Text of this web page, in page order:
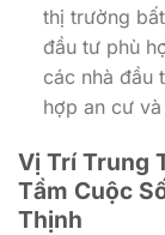
thị trường
đầu tư phù
các nhà đầu
hợp an cư
Vị Trí Trung
Tầm Cuộc
Thịnh